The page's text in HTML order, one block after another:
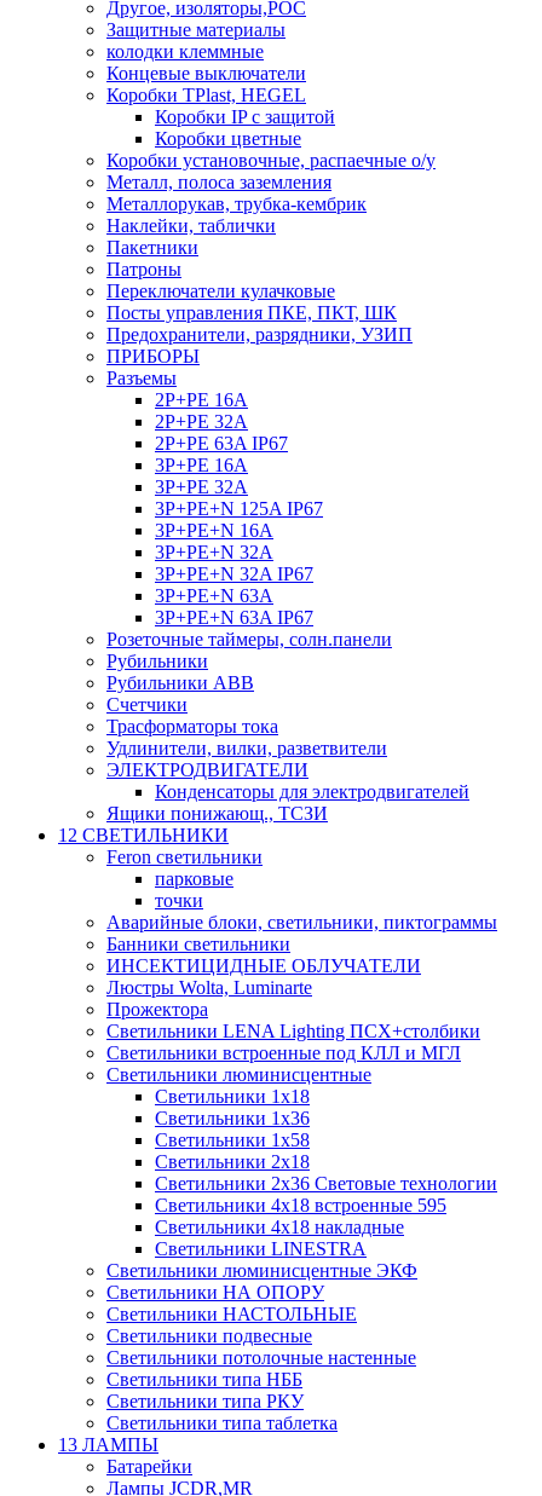
Другое, изоляторы,РОС
Защитные материалы
колодки клеммные
Концевые выключатели
Коробки TPlast, HEGEL
Коробки IP с защитой
Коробки цветные
Коробки установочные, распаечные о/у
Металл, полоса заземления
Металлорукав, трубка-кембрик
Наклейки, таблички
Пакетники
Патроны
Переключатели кулачковые
Посты управления ПКЕ, ПКТ, ШК
Предохранители, разрядники, УЗИП
ПРИБОРЫ
Разъемы
2P+PE 16A
2P+PE 32A
2P+PE 63A IP67
3P+PE 16A
3P+PE 32A
3P+PE+N 125A IP67
3P+PE+N 16A
3P+PE+N 32A
3P+PE+N 32A IP67
3P+PE+N 63A
3P+PE+N 63A IP67
Розеточные таймеры, солн.панели
Рубильники
Рубильники ABB
Счетчики
Трасформаторы тока
Удлинители, вилки, разветвители
ЭЛЕКТРОДВИГАТЕЛИ
Конденсаторы для электродвигателей
Ящики понижающ., ТСЗИ
12 СВЕТИЛЬНИКИ
Feron светильники
парковые
точки
Аварийные блоки, светильники, пиктограммы
Банники светильники
ИНСЕКТИЦИДНЫЕ ОБЛУЧАТЕЛИ
Люстры Wolta, Luminarte
Прожектора
Светильники LENA Lighting ПСХ+столбики
Светильники встроенные под КЛЛ и МГЛ
Светильники люминисцентные
Светильники 1х18
Светильники 1х36
Светильники 1х58
Светильники 2х18
Светильники 2х36 Световые технологии
Светильники 4х18 встроенные 595
Светильники 4х18 накладные
Светильники LINESTRA
Светильники люминисцентные ЭКФ
Светильники НА ОПОРУ
Светильники НАСТОЛЬНЫЕ
Светильники подвесные
Светильники потолочные настенные
Светильники типа НББ
Светильники типа РКУ
Светильники типа таблетка
13 ЛАМПЫ
Батарейки
Лампы JCDR,MR